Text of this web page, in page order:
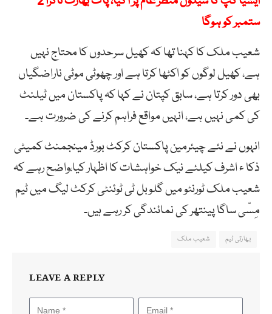
ستمبر کو ہوگا
شعیب ملک کا کہنا تھا کہ کھیل سرحدوں کا محتاج نہیں
ہے، کھیل لوگوں کو اکٹھا کرتا ہے اور چھوٹی موٹی ناراضگیاں
بھی دور کرتا ہے، سابق کپتان نے کہا کہ پاکستان میں ٹیلنٹ
کی کمی نہیں ہے، انہیں مواقع فراہم کرنے کی ضرورت ہے۔
انہوں نے نئے چیئرمین پاکستان کرکٹ بورڈ مینجمنٹ کمیٹی
ذکا ء اشرف کیلئے نیک خواہشات کا اظہار کیا،واضح رہے کہ
شعیب ملک ٹورنٹو میں گلوبل ٹی ٹوئنٹی کرکٹ لیگ میں ٹیم
مِسّی ساگا پینتھر کی نمائندگی کر رہے ہیں۔
بھارتی ٹیم شعیب ملک
LEAVE A REPLY